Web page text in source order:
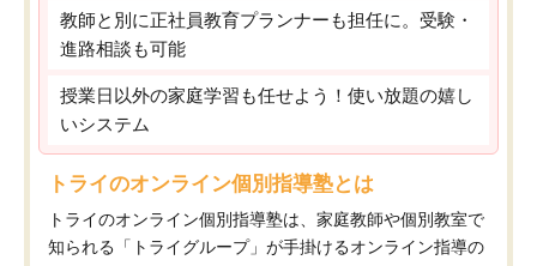
教師と別に正社員教育プランナーも担任に。受験・
進路相談も可能
授業日以外の家庭学習も任せよう！使い放題の嬉し
いシステム
トライのオンライン個別指導塾とは
トライのオンライン個別指導塾は、家庭教師や個別教室で
知られる「トライグループ」が手掛けるオンライン指導の